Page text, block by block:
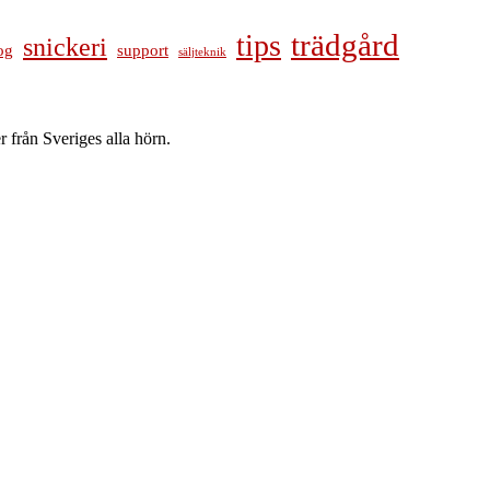
snickeri support säljteknik tips trädgård
från Sveriges alla hörn.